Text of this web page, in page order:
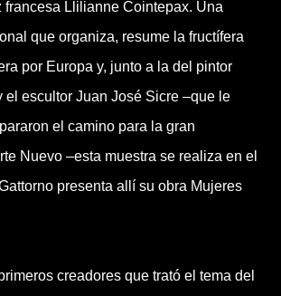
francesa Llilianne Cointepax. Una
que organiza, resume la fructífera
por Europa y, junto a la del pintor
el escultor Juan José Sicre –que le
el camino para la gran
Nuevo –esta muestra se realiza en el
presenta allí su obra Mujeres
creadores que trató el tema del